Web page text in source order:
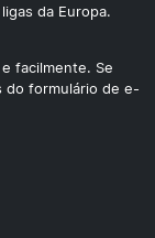
da Europa.
facilmente. Se
do formulário de e-